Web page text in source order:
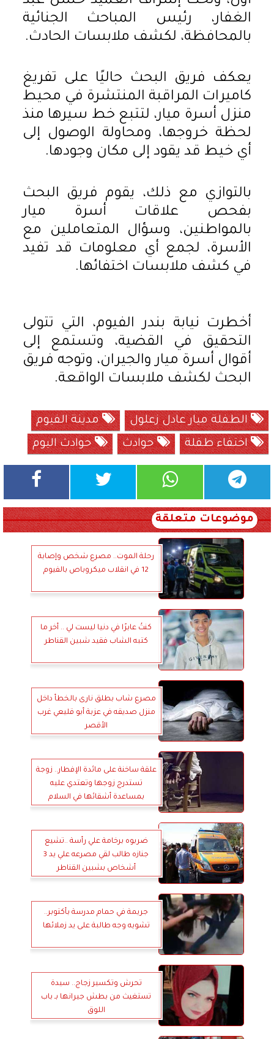
الغفار، رئيس المباحث الجنائية
بالمحافظة، لكشف ملابسات الحادث.
يعكف فريق البحث حاليًا على تفريغ
كاميرات المراقبة المنتشرة في محيط
منزل أسرة ميار، لتتبع خط سيرها منذ
لحظة خروجها، ومحاولة الوصول إلى
أي خيط قد يقود إلى مكان وجودها.
بالتوازي مع ذلك، يقوم فريق البحث
بفحص علاقات أسرة ميار
بالمواطنين، وسؤال المتعاملين مع
الأسرة، لجمع أي معلومات قد تفيد
في كشف ملابسات اختفائها.
أخطرت نيابة بندر الفيوم، التي تتولى
التحقيق في القضية، وتستمع إلى
أقوال أسرة ميار والجيران، وتوجه فريق
البحث لكشف ملابسات الواقعة.
الطفلة ميار عادل زعلول
مدينة الفيوم
اختفاء طفلة
حوادث حوادث اليوم
موضوعات متعلقة
رحلة الموت.. مصرع شخص وإصابة
12 في انقلاب ميكروباص بالفيوم
كنتُ عابرًا في دنيا ليست لي .. أخر ما
كتبه الشاب فقيد شبين القناطر
مصرع شاب بطلق نارى بالخطأ داخل
منزل صديقه في عزبة أبو قليعي غرب
الأقصر
علقة ساخنة على مائدة الإفطار.. زوجة
تستدرج زوجها وتعتدي عليه
بمساعدة أشقائها في السلام
ضربوه برخامة علي رأسة ..تشيع
جنازه طالب لقي مصرعه علي يد 3
أشخاص بشبين القناطر
جريمة في حمام مدرسة بأكتوبر..
تشويه وجه طالبة على يد زملائها
تحرش وتكسير زجاج.. سيدة
تستغيث من بطش جيرانها بـ باب
اللوق